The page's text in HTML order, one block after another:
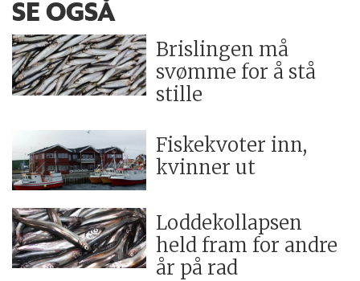
SE OGSÅ
Brislingen må
svømme for å stå
stille
Fiskekvoter inn,
kvinner ut
Loddekollapsen
held fram for andre
år på rad